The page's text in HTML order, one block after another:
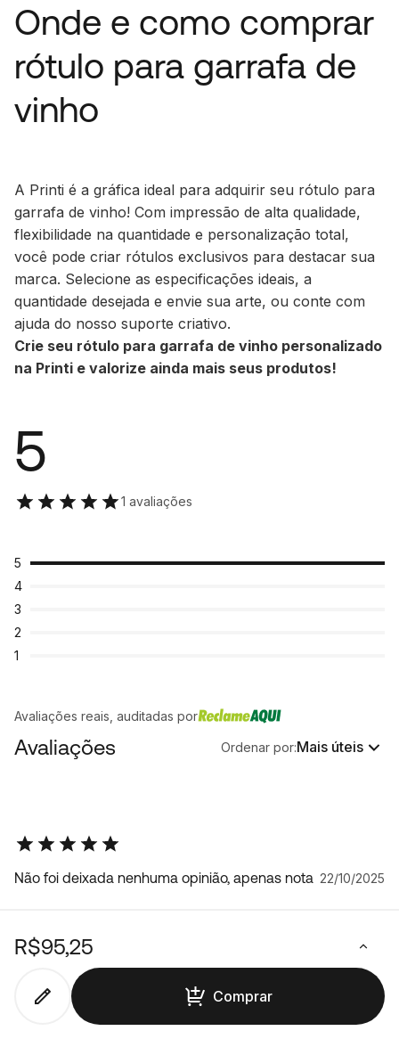
R$95,25
Comprar
Onde e como comprar
rótulo para garrafa de
vinho
A Printi é a gráfica ideal para adquirir seu rótulo para
garrafa de vinho! Com impressão de alta qualidade,
flexibilidade na quantidade e personalização total,
você pode criar rótulos exclusivos para destacar sua
marca. Selecione as especificações ideais, a
quantidade desejada e envie sua arte, ou conte com
ajuda do nosso suporte criativo.
Crie seu rótulo para garrafa de vinho personalizado
na Printi e valorize ainda mais seus produtos!
5
1 avaliações
5
4
3
2
1
Avaliações reais, auditadas por
Avaliações Ordenar por:Mais úteis
Não foi deixada nenhuma opinião, apenas nota 22/10/2025
Carregar mais